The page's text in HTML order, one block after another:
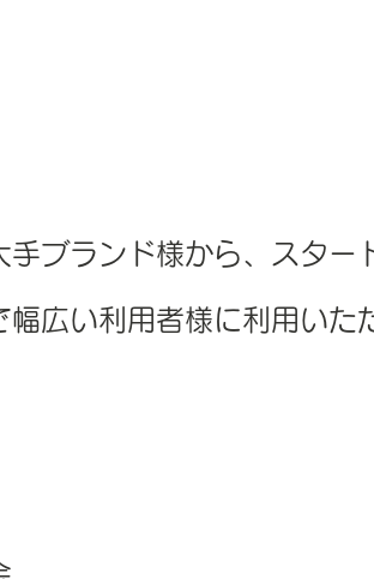
手ブランド様から、スター
広い利用者様に利用いた